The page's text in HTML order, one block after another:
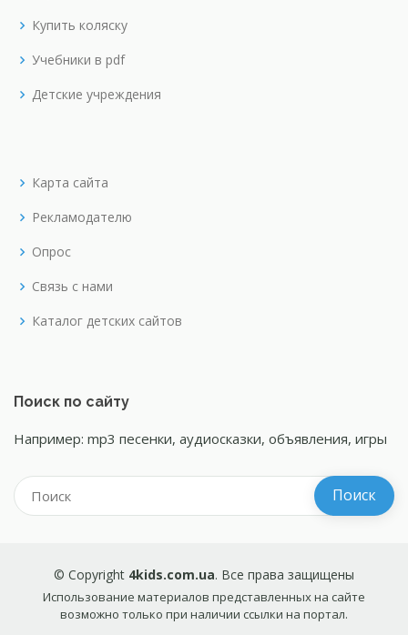
Купить коляску
Учебники в pdf
Детские учреждения
Карта сайта
Рекламодателю
Опрос
Связь с нами
Каталог детских сайтов
Поиск по сайту
Например: mp3 песенки, аудиосказки, объявления, игры
© Copyright 4kids.com.ua. Все права защищены
Использование материалов представленных на сайте
возможно только при наличии ссылки на портал.